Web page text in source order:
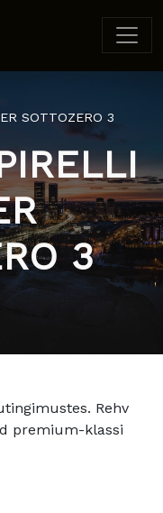
SOTTOZERO 3
3
Rehv
premium-klassi